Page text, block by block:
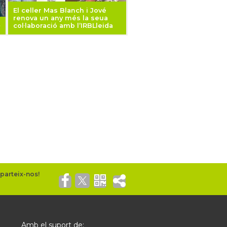
El celler Mas Blanch i Jové
renova un any més la seua
col·laboració amb l’IRBLleida
Amb el suport de: